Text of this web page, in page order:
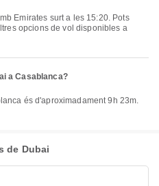
opcions de vol disponibles a
a Casablanca?
és d'aproximadament 9h 23m.
de Dubai